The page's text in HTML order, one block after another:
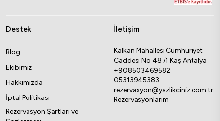
Destek
Blog
Ekibimiz
Hakkımızda
İptal Politikası
Rezervasyon Şartları ve
İletişim
Kalkan Mahallesi Cumhuriyet
Caddesi No 48 /1 Kaş Antalya
+908503469582
05313945383
rezervasyon@yazlikciniz.com.tr
Rezervasyonlarım